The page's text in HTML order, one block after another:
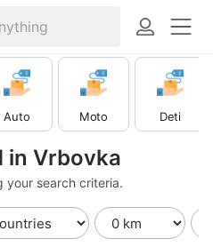
in Vrbovka
your search criteria.
Auto Moto Deti